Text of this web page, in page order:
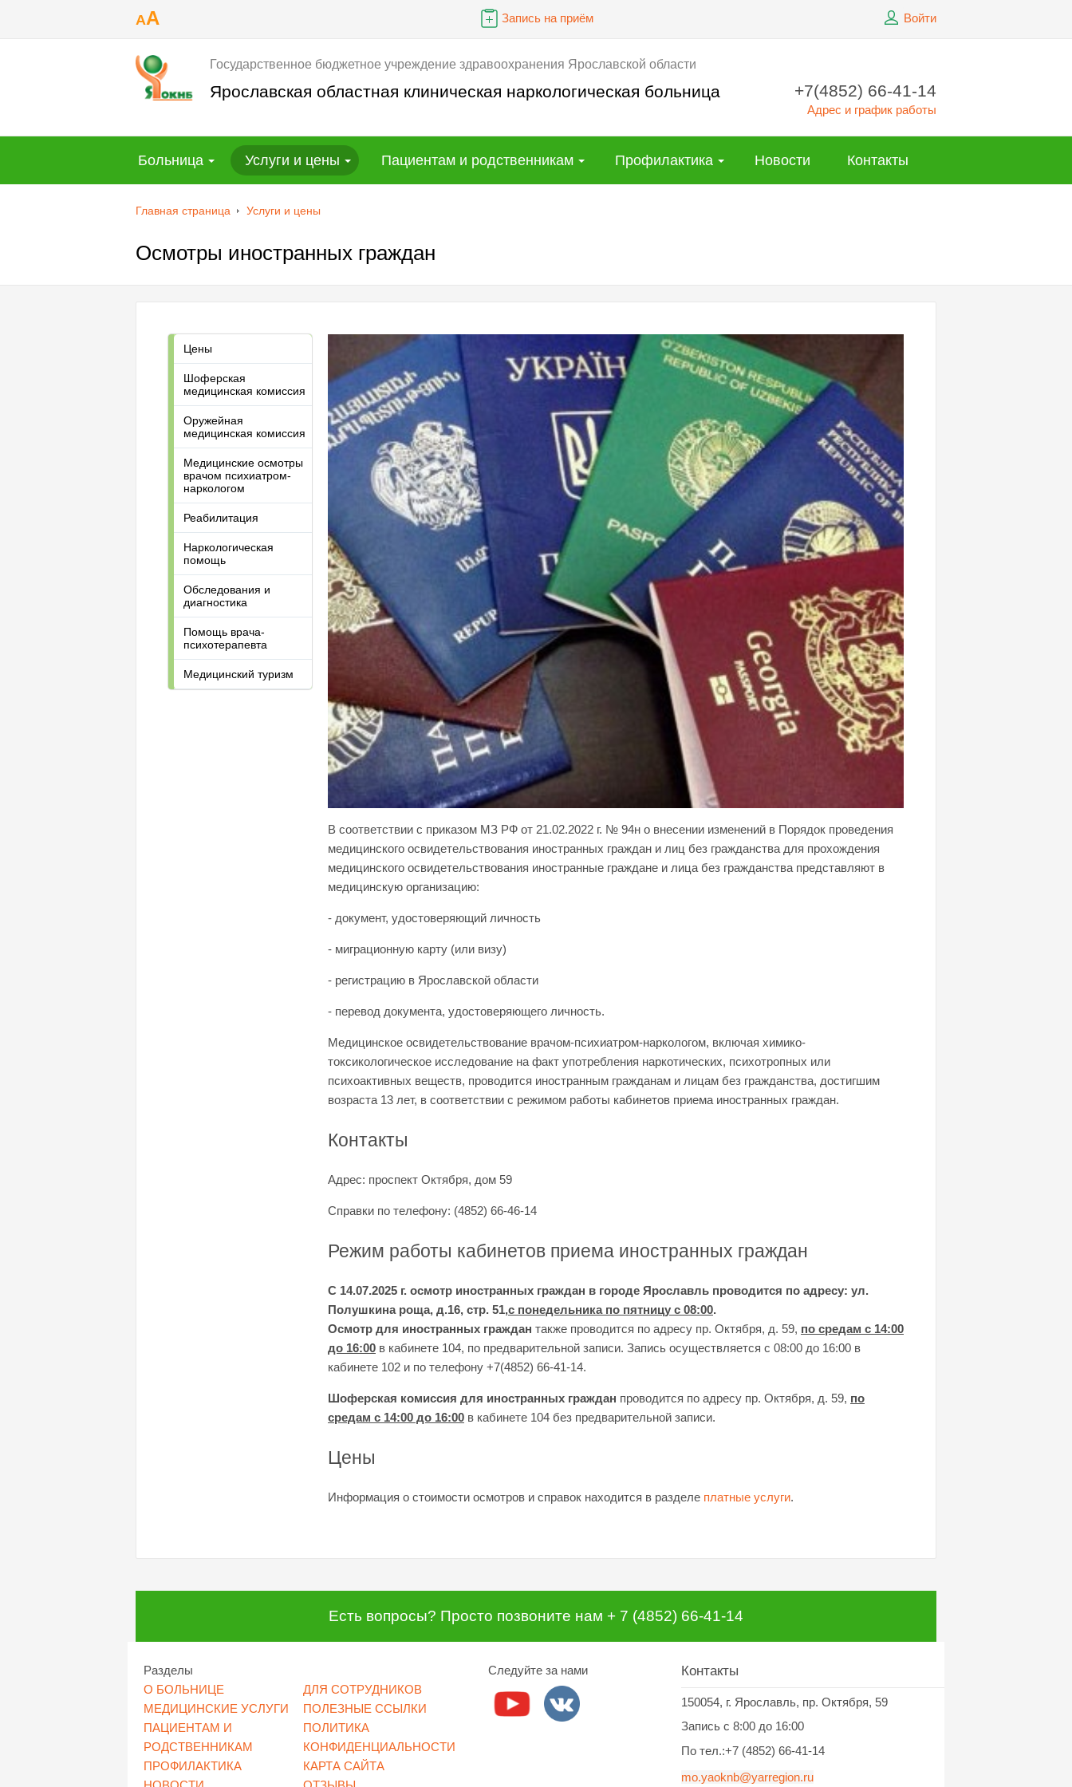
AA Запись на приём Войти
Государственное бюджетное учреждение здравоохранения Ярославской области
Ярославская областная клиническая наркологическая больница +7(4852) 66-41-14
Адрес и график работы
Больница Услуги и цены Пациентам и родственникам Профилактика Новости Контакты
Главная страница Услуги и цены
Осмотры иностранных граждан
Цены
Шоферская
медицинская комиссия
Оружейная
медицинская комиссия
Медицинские осмотры
врачом психиатром-
наркологом
Реабилитация
Наркологическая
помощь
Обследования и
диагностика
Помощь врача-
психотерапевта
Медицинский туризм
В соответствии с приказом МЗ РФ от 21.02.2022 г. № 94н о внесении изменений в Порядок проведения
медицинского освидетельствования иностранных граждан и лиц без гражданства для прохождения
медицинского освидетельствования иностранные граждане и лица без гражданства представляют в
медицинскую организацию:
- документ, удостоверяющий личность
- миграционную карту (или визу)
- регистрацию в Ярославской области
- перевод документа, удостоверяющего личность.
Медицинское освидетельствование врачом-психиатром-наркологом, включая химико-
токсикологическое исследование на факт употребления наркотических, психотропных или
психоактивных веществ, проводится иностранным гражданам и лицам без гражданства, достигшим
возраста 13 лет, в соответствии с режимом работы кабинетов приема иностранных граждан.
Контакты
Адрес: проспект Октября, дом 59
Справки по телефону: (4852) 66-46-14
Режим работы кабинетов приема иностранных граждан
С 14.07.2025 г. осмотр иностранных граждан в городе Ярославль проводится по адресу: ул.
Полушкина роща, д.16, стр. 51,с понедельника по пятницу с 08:00.
Осмотр для иностранных граждан также проводится по адресу пр. Октября, д. 59, по средам с 14:00
до 16:00 в кабинете 104, по предварительной записи. Запись осуществляется с 08:00 до 16:00 в
кабинете 102 и по телефону +7(4852) 66-41-14.
Шоферская комиссия для иностранных граждан проводится по адресу пр. Октября, д. 59, по
средам с 14:00 до 16:00 в кабинете 104 без предварительной записи.
Цены
Информация о стоимости осмотров и справок находится в разделе платные услуги.
Есть вопросы? Просто позвоните нам + 7 (4852) 66-41-14
Разделы
О БОЛЬНИЦЕ
МЕДИЦИНСКИЕ УСЛУГИ
ПАЦИЕНТАМ И
РОДСТВЕННИКАМ
ПРОФИЛАКТИКА
ДЛЯ СОТРУДНИКОВ
ПОЛЕЗНЫЕ ССЫЛКИ
ПОЛИТИКА
КОНФИДЕНЦИАЛЬНОСТИ
КАРТА САЙТА
Следуйте за нами Контакты
150054, г. Ярославль, пр. Октября, 59
Запись c 8:00 до 16:00
По тел.:+7 (4852) 66-41-14
mo.yaoknb@yarregion.ru